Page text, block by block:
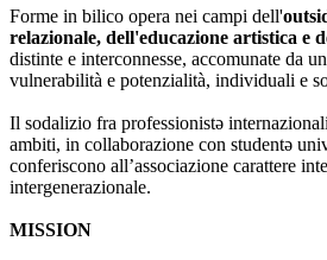
Forme in bilico opera nei campi dell'
relazionale, dell'educazione artistica e
distinte e interconnesse, accomunate da
vulnerabilità e potenzialità, individuali e
Il sodalizio fra professionistə
ambiti, in collaborazione con studentə
conferiscono all’associazione carattere
intergenerazionale.
MISSION